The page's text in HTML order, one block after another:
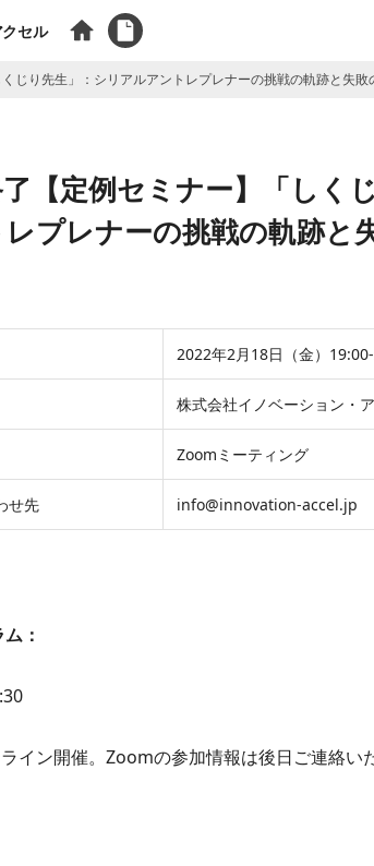
セル
じり先生」：シリアルアントレプレナーの挑戦の軌跡と失敗
【定例セミナー】「しく
プレナーの挑戦の軌跡と
2022年2月18日（金）
株式会社イノベーション・
Zoomミーティング
せ先 info@innovation-accel.jp
：
イン開催。Zoomの参加情報は後日ご連絡い